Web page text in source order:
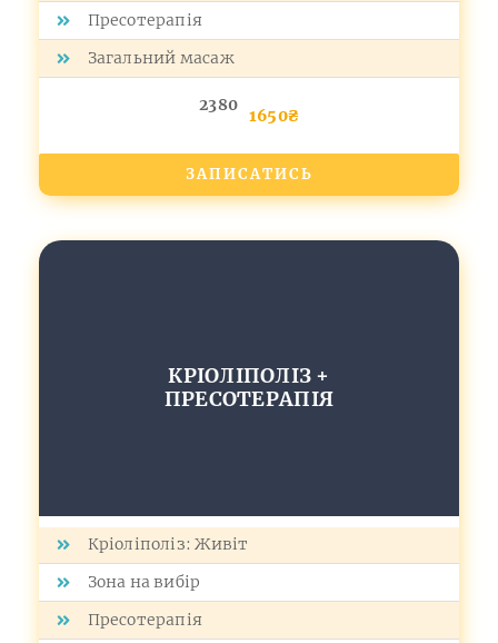
Пресотерапія
Загальний масаж
2380
1650₴
ЗАПИСАТИСЬ
КРІОЛІПОЛІЗ +
ПРЕСОТЕРАПІЯ
Кріоліполіз: Живіт
Зона на вибір
Пресотерапія